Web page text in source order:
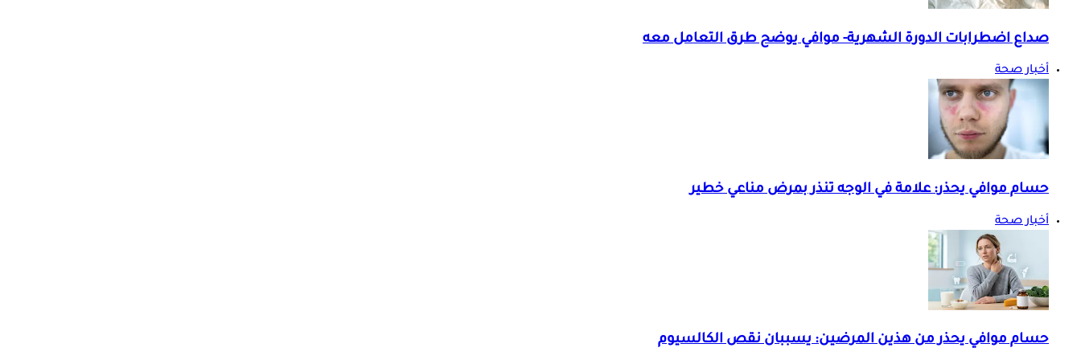
صداع اضطرابات الدورة الشهرية- موافي يوضح طرق التعامل معه
أخبار صحة
حسام موافي يحذر: علامة في الوجه تنذر بمرض مناعي خطير
أخبار صحة
حسام موافي يحذر من هذين المرضين: يسببان نقص الكالسيوم